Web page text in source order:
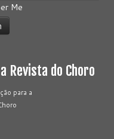
Me
Revista do Choro